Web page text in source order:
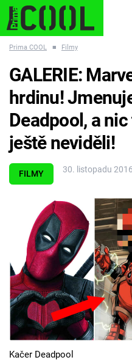
ESCAPE PLNEJ KOTEL
Témata
Seriály
Hry
Cool Esport
Pořady
Prima COOL ■ Filmy
FILMY 30. listopadu
GALERIE:
hrdinu!
Deadpool, a
ještě neviděli!
Kačer Deadpool